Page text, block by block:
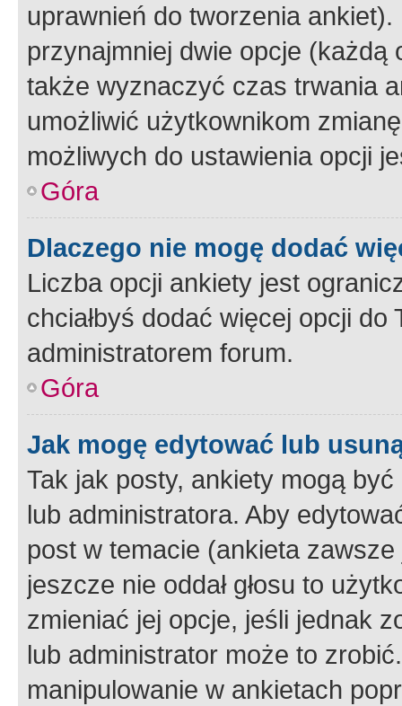
uprawnień do tworzenia
przynajmniej dwie opcje
także wyznaczyć czas trwania
umożliwić użytkownikom
możliwych do ustawienia opcji
Góra
Dlaczego nie mogę dodać
Liczba opcji ankiety jest
chciałbyś dodać więcej opcji
administratorem forum.
Góra
Jak mogę edytować lub
Tak jak posty, ankiety mogą
lub administratora. Aby
post w temacie (ankieta
jeszcze nie oddał głosu to
zmieniać jej opcje, jeśli jednak
lub administrator może to
manipulowanie w ankietach